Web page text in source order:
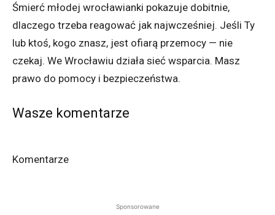
Śmierć młodej wrocławianki pokazuje dobitnie,
dlaczego trzeba reagować jak najwcześniej. Jeśli Ty
lub ktoś, kogo znasz, jest ofiarą przemocy — nie
czekaj. We Wrocławiu działa sieć wsparcia. Masz
prawo do pomocy i bezpieczeństwa.
Wasze komentarze
Komentarze
Sponsorowane